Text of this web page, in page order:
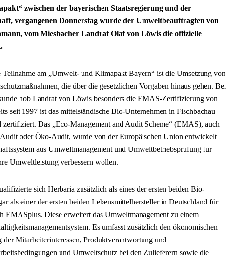
zwischen der bayerischen Staatsregierung und der
vergangenen Donnerstag wurde der Umweltbeauftragten von
vom Miesbacher Landrat Olaf von Löwis die offizielle
Teilnahme am „Umwelt- und Klimapakt Bayern“ ist die Umsetzung von
die über die gesetzlichen Vorgaben hinaus gehen. Bei
hob Landrat von Löwis besonders die EMAS-Zertifizierung von
seit 1997 ist das mittelständische Bio-Unternehmen in Fischbachau
zertifiziert. Das „Eco-Management and Audit Scheme“ (EMAS), auch
oder Öko-Audit, wurde von der Europäischen Union entwickelt
aus Umweltmanagement und Umweltbetriebsprüfung für
Umweltleistung verbessern wollen.
sich Herbaria zusätzlich als eines der ersten beiden Bio-
als einer der ersten beiden Lebensmittelhersteller in Deutschland für
EMASplus. Diese erweitert das Umweltmanagement zu einem
Es umfasst zusätzlich den ökonomischen
Mitarbeiterinteressen, Produktverantwortung und
und Umweltschutz bei den Zulieferern sowie die